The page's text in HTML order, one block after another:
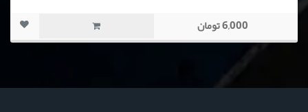
6,000 تومان